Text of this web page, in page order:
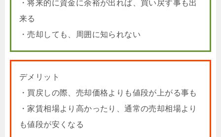
・将来的に資金に余裕が出れば、買い戻す事も出
来る
・売却しても、周囲に知られない
デメリット
・買戻しの際、売却価格よりも値段が上がる事も
・家賃相場より高かったり、通常の売却相場より
も値段が安くなる